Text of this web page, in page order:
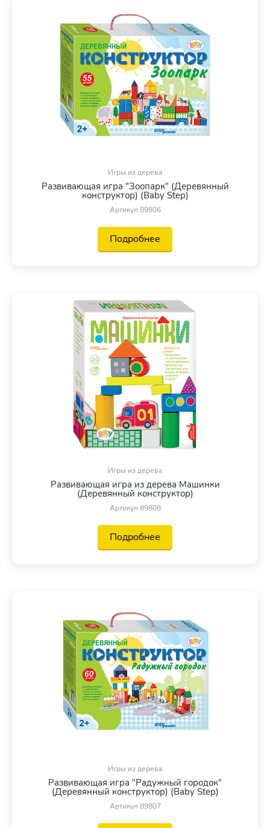
Игры из дерева
Развивающая игра "Зоопарк" (Деревянный
конструктор) (Baby Step)
Артикул 89806
Подробнее
Игры из дерева
Развивающая игра из дерева Машинки
(Деревянный конструктор)
Артикул 89808
Подробнее
Игры из дерева
Развивающая игра "Радужный городок"
(Деревянный конструктор) (Baby Step)
Артикул 89807